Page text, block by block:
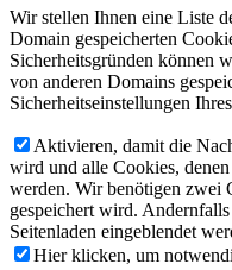
Wir stellen Ihnen eine Liste
Domain gespeicherten
Sicherheitsgründen können
von anderen Domains
Sicherheitseinstellungen
Aktivieren, damit die
wird und alle Cookies,
werden. Wir benötigen zwei
gespeichert wird.
Seitenladen eingeblendet
Hier klicken, um